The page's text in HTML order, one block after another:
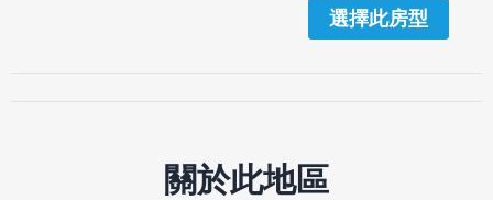
選擇此房型
關於此地區